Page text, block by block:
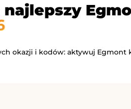
najlepszy
okazji i kodów: aktywuj Egmont